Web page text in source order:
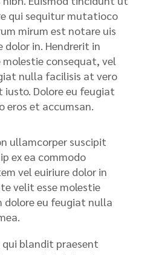
qui sequitur mutatioco
mirum est notare uis
dolor in. Hendrerit in
consequat, vel
nulla facilisis at vero
iusto. Dolore eu feugiat
eros et accumsan.
ullamcorper suscipit
ex ea commodo
vel euiriure dolor in
velit esse molestie
dolore eu feugiat nulla
blandit praesent